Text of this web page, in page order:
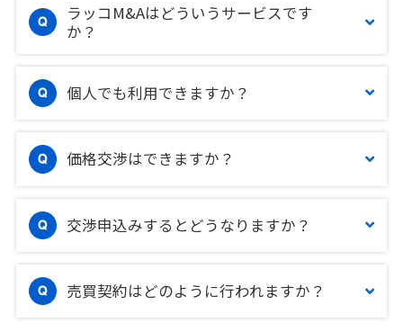
ラッコM&Aはどういうサービスです
か？
個人でも利用できますか？
価格交渉はできますか？
交渉申込みするとどうなりますか？
売買契約はどのように行われますか？